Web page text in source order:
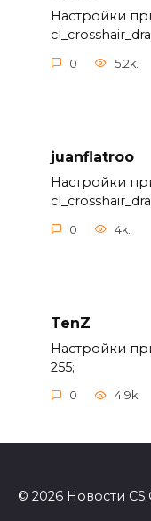
Настройки
0 5.2k.
juanflatroo
Настройки
0 4k.
TenZ
Настройки
255;
0 4.9k.
© 2026 Новости